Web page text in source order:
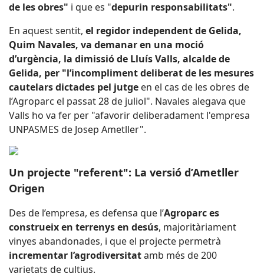
de les obres" i que es "depurin responsabilitats".
En aquest sentit, el regidor independent de Gelida,
Quim Navales, va demanar en una moció
d’urgència, la dimissió de Lluís Valls, alcalde de
Gelida, per "l’incompliment deliberat de les mesures
cautelars dictades pel jutge en el cas de les obres de
l’Agroparc el passat 28 de juliol". Navales alegava que
Valls ho va fer per "afavorir deliberadament l'empresa
UNPASMES de Josep Ametller".
Un projecte "referent": La versió d’Ametller
Origen
Des de l’empresa, es defensa que l’Agroparc es
construeix en terrenys en desús, majoritàriament
vinyes abandonades, i que el projecte permetrà
incrementar l’agrodiversitatamb més de 200
varietats de cultius.